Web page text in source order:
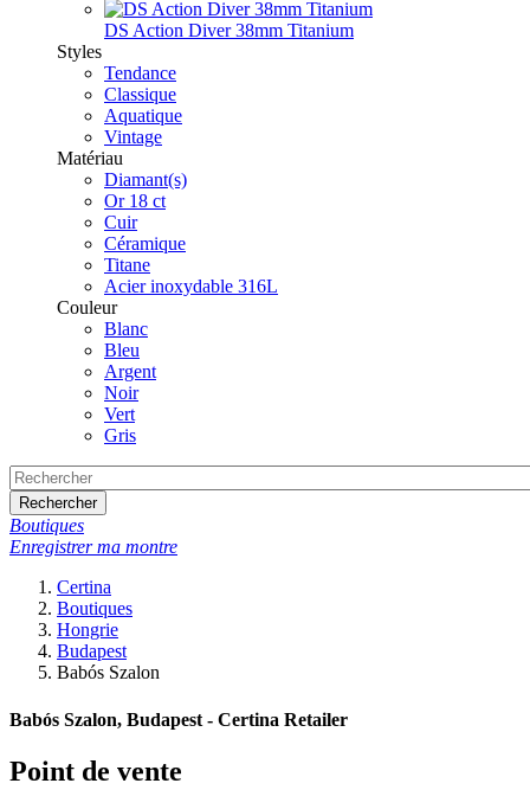
DS Action Diver 38mm Titanium
Styles
Tendance
Classique
Aquatique
Vintage
Matériau
Diamant(s)
Or 18 ct
Cuir
Céramique
Titane
Acier inoxydable 316L
Couleur
Blanc
Bleu
Argent
Noir
Vert
Gris
Rechercher
Boutiques
Enregistrer ma montre
Certina
Boutiques
Hongrie
Budapest
Babós Szalon
Babós Szalon, Budapest - Certina Retailer
Point de vente